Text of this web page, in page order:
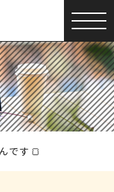
です🍞